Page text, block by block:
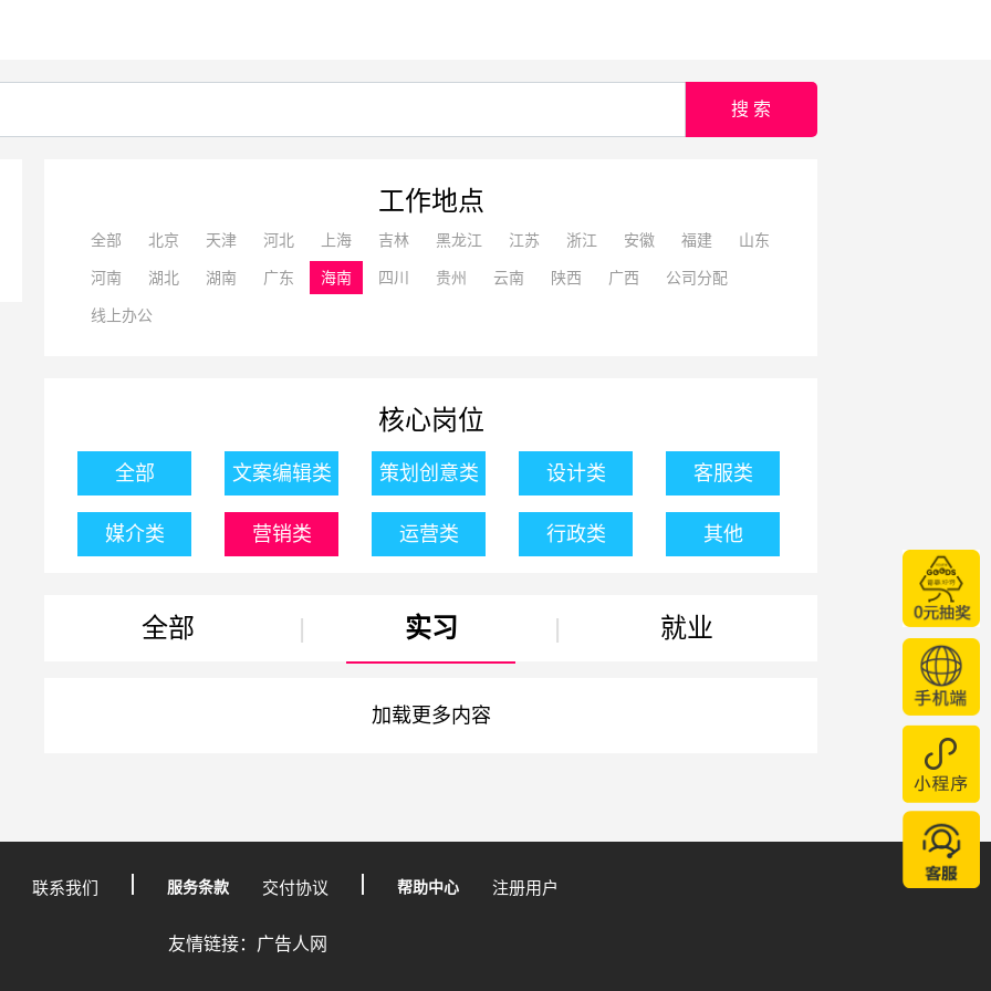
搜 索
工作地点
全部 北京 天津 河北 上海 吉林 黑龙江 江苏 浙江 安徽 福建 山东
河南 湖北 湖南 广东 海南 四川 贵州 云南 陕西 广西 公司分配
线上办公
核心岗位
全部 文案编辑类 策划创意类 设计类 客服类
媒介类 营销类 运营类 行政类 其他
全部 | 实习 | 就业
加载更多内容
联系我们 服务条款 交付协议 帮助中心 注册用户
友情链接：广告人网